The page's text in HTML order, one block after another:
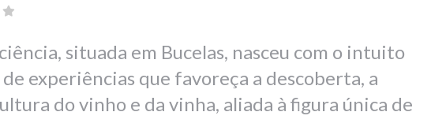
situada em Bucelas, nasceu com o intuito
experiências que favoreça a descoberta, a
do vinho e da vinha, aliada à figura única de